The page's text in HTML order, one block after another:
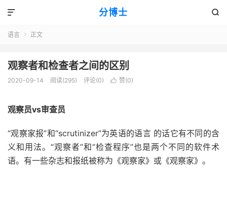
分博士 

语言  正文
观察者和检查者之间的区别
2020-09-14 阅读(295) 评论(0)  赞(0)
观察员vs审查员
“观察家报”和“scrutinizer”为英语的语言 的话它有不同的含
义和用法。“观察者”和“检查程序”也是两个不同的软件术
语。有一些杂志和报纸被称为《观察家》或《观察家》。